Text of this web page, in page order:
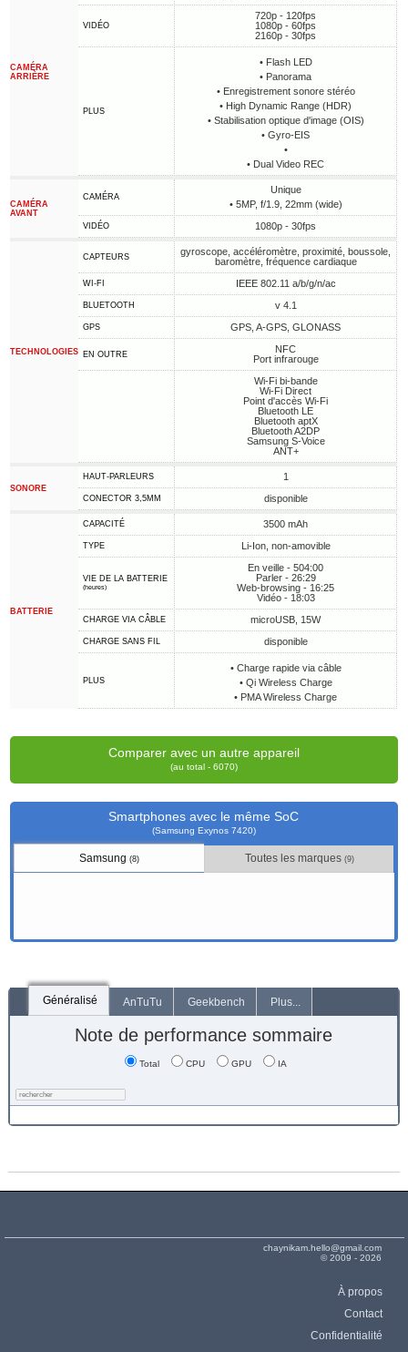
CAMÉRA
ARRIÈRE
VIDÉO
720p - 120fps
1080p - 60fps
2160p - 30fps
PLUS
• Flash LED
• Panorama
• Enregistrement sonore stéréo
• High Dynamic Range (HDR)
• Stabilisation optique d'image (OIS)
• Gyro-EIS
•
• Dual Video REC
CAMÉRA
AVANT
CAMÉRA
Unique
• 5MP, f/1.9, 22mm (wide)
VIDÉO 1080p - 30fps
TECHNOLOGIES
CAPTEURS
gyroscope, accéléromètre, proximité, boussole,
baromètre, fréquence cardiaque
WI-FI IEEE 802.11 a/b/g/n/ac
BLUETOOTH v 4.1
GPS GPS, A-GPS, GLONASS
EN OUTRE
NFC
Port infrarouge
Wi-Fi bi-bande
Wi-Fi Direct
Point d'accès Wi-Fi
Bluetooth LE
Bluetooth aptX
Bluetooth A2DP
Samsung S-Voice
ANT+
SONORE
HAUT-PARLEURS 1
CONECTOR 3,5MM disponible
BATTERIE
CAPACITÉ 3500 mAh
TYPE Li-Ion, non-amovible
VIE DE LA BATTERIE
(heures)
En veille - 504:00
Parler - 26:29
Web-browsing - 16:25
Vidéo - 18:03
CHARGE VIA CÂBLE microUSB, 15W
CHARGE SANS FIL disponible
PLUS
• Charge rapide via câble
• Qi Wireless Charge
• PMA Wireless Charge
Comparer avec un autre appareil
(au total - 6070)
Smartphones avec le même SoC
(Samsung Exynos 7420)
Samsung(8) Toutes les marques (9)
Généralisé AnTuTu Geekbench Plus...
Note de performance sommaire
Total CPU GPU IA
chaynikam.hello@gmail.com
© 2009 - 2026
À propos
Contact
Confidentialité